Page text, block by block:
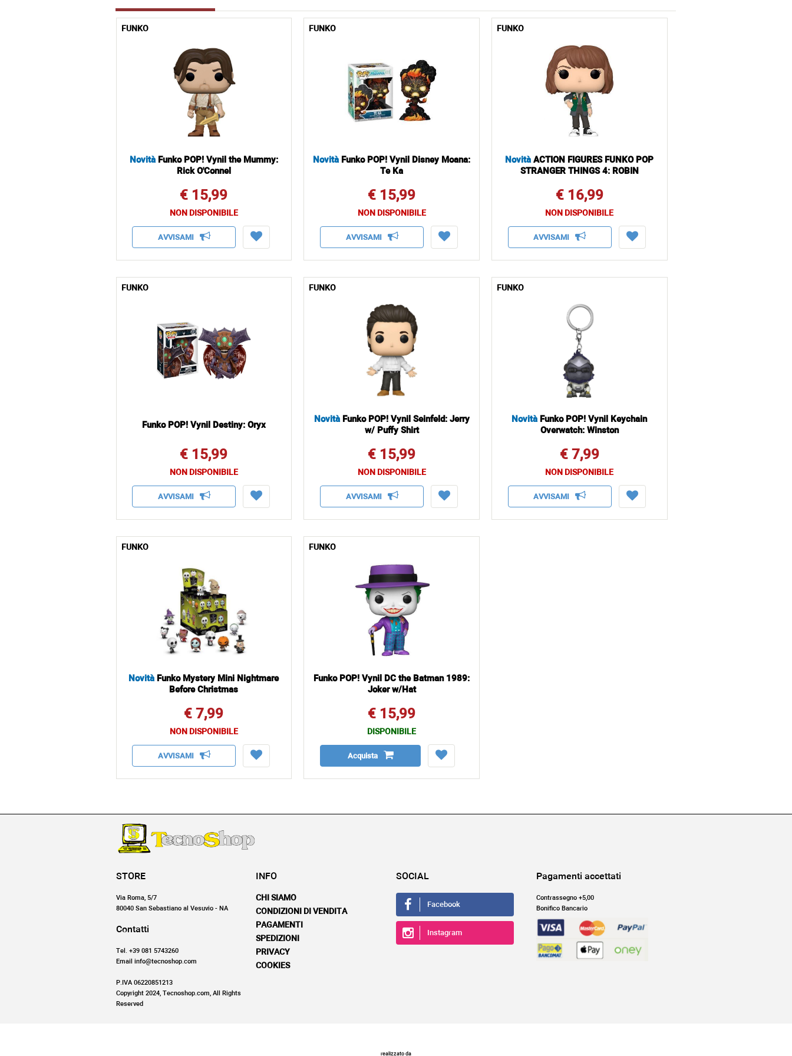
FUNKO
Novità Funko POP! Vynil the Mummy:
Rick O'Connel
€ 15,99
NON DISPONIBILE
AVVISAMI
FUNKO
Novità Funko POP! Vynil Disney Moana:
Te Ka
€ 15,99
NON DISPONIBILE
AVVISAMI
FUNKO
Novità ACTION FIGURES FUNKO POP
STRANGER THINGS 4: ROBIN
€ 16,99
NON DISPONIBILE
AVVISAMI
FUNKO
Funko POP! Vynil Destiny: Oryx
€ 15,99
NON DISPONIBILE
AVVISAMI
FUNKO
Novità Funko POP! Vynil Seinfeld: Jerry
w/ Puffy Shirt
€ 15,99
NON DISPONIBILE
AVVISAMI
FUNKO
Novità Funko POP! Vynil Keychain
Overwatch: Winston
€ 7,99
NON DISPONIBILE
AVVISAMI
FUNKO
Novità Funko Mystery Mini Nightmare
Before Christmas
€ 7,99
NON DISPONIBILE
AVVISAMI
FUNKO
Funko POP! Vynil DC the Batman 1989:
Joker w/Hat
€ 15,99
DISPONIBILE
Acquista
STORE
Via Roma, 5/7
80040 San Sebastiano al Vesuvio - NA
Contatti
Tel. +39 081 5743260
Email info@tecnoshop.com
P.IVA 06220851213
Copyright 2024, Tecnoshop.com, All Rights
Reserved
INFO
CHI SIAMO
CONDIZIONI DI VENDITA
PAGAMENTI
SPEDIZIONI
PRIVACY
COOKIES
SOCIAL
Facebook
Instagram
Pagamenti accettati
Contrassegno +5,00
Bonifico Bancario
realizzato da